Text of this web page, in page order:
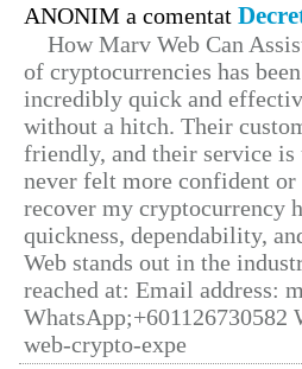
ANONIM a comentat
How Marv Web Can
of cryptocurrencies has
incredibly quick and
without a hitch. Their
friendly, and their service
never felt more confident
recover my cryptocurrency
quickness, dependability,
Web stands out in the
reached at: Email address:
web-crypto-expe